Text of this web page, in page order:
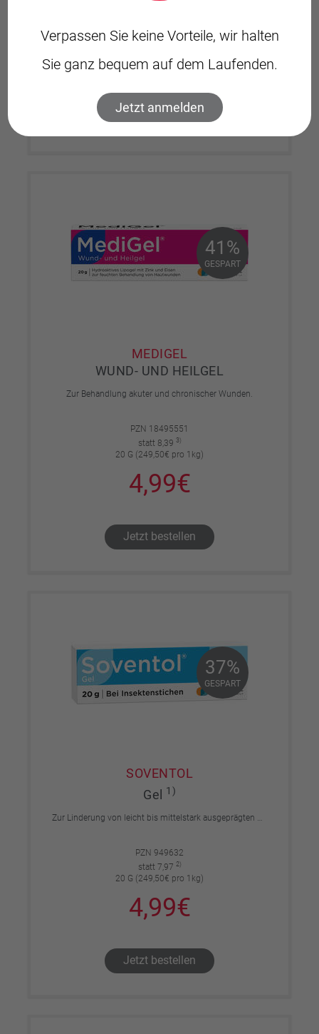
100 ST
39,99€
Jetzt bestellen
41%
GESPART
41%
GESPART
MEDIGEL
WUND- UND HEILGEL
Zur Behandlung akuter und chronischer Wunden.
PZN 18495551
statt 8,39 3)
20 G (249,50€ pro 1kg)
4,99€
Jetzt bestellen
37%
GESPART
37%
GESPART
SOVENTOL
Gel
1)
Zur Linderung von leicht bis mittelstark ausgeprägten Reaktionen auf Insektenstiche mit Juckreiz.
PZN 949632
statt 7,97 2)
20 G (249,50€ pro 1kg)
4,99€
Jetzt bestellen
Verpassen Sie keine Vorteile, wir halten
Sie ganz bequem auf dem Laufenden.
Jetzt anmelden